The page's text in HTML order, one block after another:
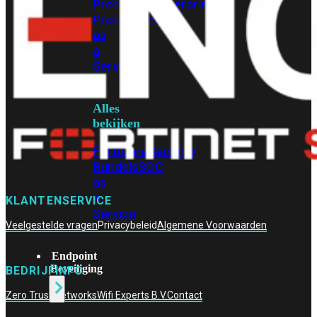
Protection
Enterprise
ProtectionSOC
as
a
Service
Alles
bekijken
FortiCare Security
BundelsSOC
as
a
Service
Endpoint
Beveiliging
KLANTENSERVICE
Veelgestelde vragenPrivacybeleidAlgemene Voorwaarden
BEDRIJFINFO
Zero Trust NetworksWifi Experts B.V.Contact